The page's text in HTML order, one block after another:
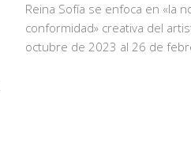
Reina Sofía se enfoca en «la
conformidad» creativa del
octubre de 2023 al 26 de